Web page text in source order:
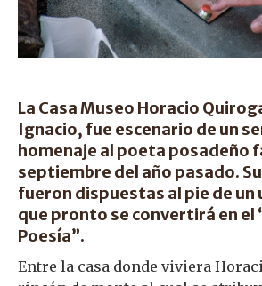
La Casa Museo Horacio
Ignacio, fue escenario de un
homenaje al poeta posadeño
septiembre del año pasado.
fueron dispuestas al pie de un
que pronto se convertirá en el
Poesía”.
Entre la casa donde viviera